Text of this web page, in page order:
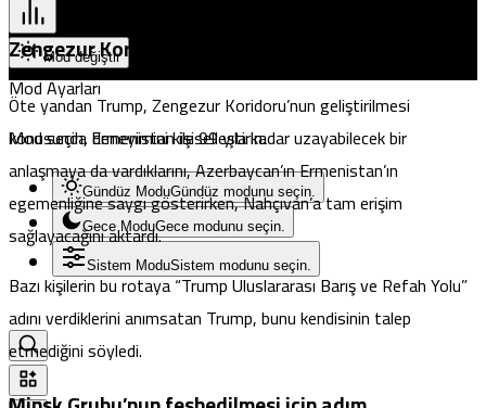
Mod değiştir
Mod Ayarları
Mod seçin, deneyimini kişiselleştirin.
Gündüz ModuGündüz modunu seçin.
Gece ModuGece modunu seçin.
Sistem ModuSistem modunu seçin.
Zengezur Koridoru için ABD ile anlaşma
Öte yandan Trump, Zengezur Koridoru’nun geliştirilmesi
konusunda Ermenistan ile 99 yıla kadar uzayabilecek bir
anlaşmaya da vardıklarını, Azerbaycan’ın Ermenistan’ın
egemenliğine saygı gösterirken, Nahçıvan’a tam erişim
sağlayacağını aktardı.
Bazı kişilerin bu rotaya “Trump Uluslararası Barış ve Refah Yolu”
adını verdiklerini anımsatan Trump, bunu kendisinin talep
etmediğinisöyledi.